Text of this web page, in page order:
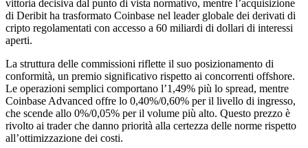
vittoria decisiva dal punto di vista normativo, mentre l’acquisizione
di Deribit ha trasformato Coinbase nel leader globale dei derivati di
cripto regolamentati con accesso a 60 miliardi di dollari di interessi
aperti.
La struttura delle commissioni riflette il suo posizionamento di
conformità, un premio significativo rispetto ai concorrenti offshore.
Le operazioni semplici comportano l’1,49% più lo spread, mentre
Coinbase Advanced offre lo 0,40%/0,60% per il livello di ingresso,
che scende allo 0%/0,05% per il volume più alto. Questo prezzo è
rivolto ai trader che danno priorità alla certezza delle norme rispetto
all’ottimizzazione dei costi.